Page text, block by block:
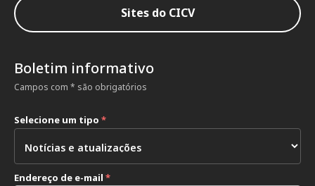
Sites do CICV
Boletim informativo
Campos com * são obrigatórios
Selecione um tipo *
Endereço de e-mail *